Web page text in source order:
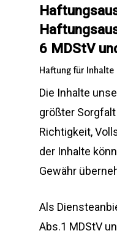
6 MDStV
Haftung für Inhalte
Die Inhalte
größter
Richtigkeit,
der Inhalte
Gewähr
Als
Abs.1 MDStV